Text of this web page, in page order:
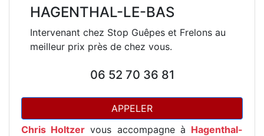
HAGENTHAL-LE-BAS
Intervenant chez Stop Guêpes et Frelons au
meilleur prix près de chez vous.
06 52 70 36 81
APPELER
Chris Holtzer vous accompagne à Hagenthal-